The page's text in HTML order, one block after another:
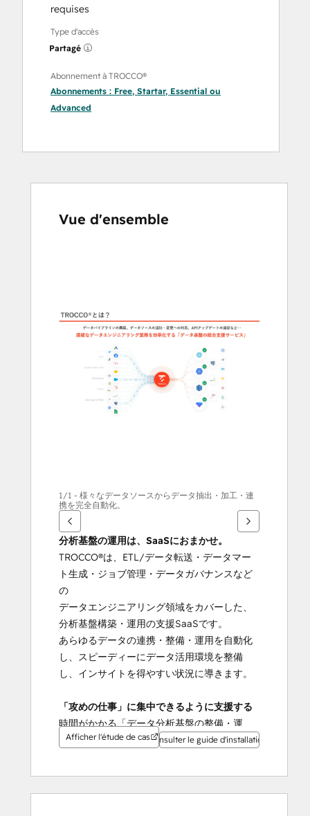
requises
Type d'accès
Partagé
Abonnement à TROCCO®
Abonnements : Free, Startar, Essential ou
Advanced
Vue d'ensemble
flèches
éléments
1/1 - 様々なデータソースからデータ抽出・加工・連
携を完全自動化。
分析基盤の運用は、SaaSにおまかせ。
TROCCO®は、ETL/データ転送・データマー
ト生成・ジョブ管理・データガバナンスなど
の
データエンジニアリング領域をカバーした、
分析基盤構築・運用の支援SaaSです。
あらゆるデータの連携・整備・運用を自動化
し、スピーディーにデータ活用環境を整備
し、インサイトを得やすい状況に導きます。
「攻めの仕事」に集中できるように支援する
時間がかかる「データ分析基盤の整備・運
用」は、私たちの仕事です。すべてのデータ
るように。
Afficher l'étude de casConsulter le guide d'installation